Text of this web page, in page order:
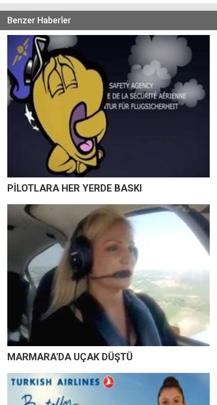
Benzer Haberler
PİLOTLARA HER YERDE BASKI
MARMARA'DA UÇAK DÜŞTÜ